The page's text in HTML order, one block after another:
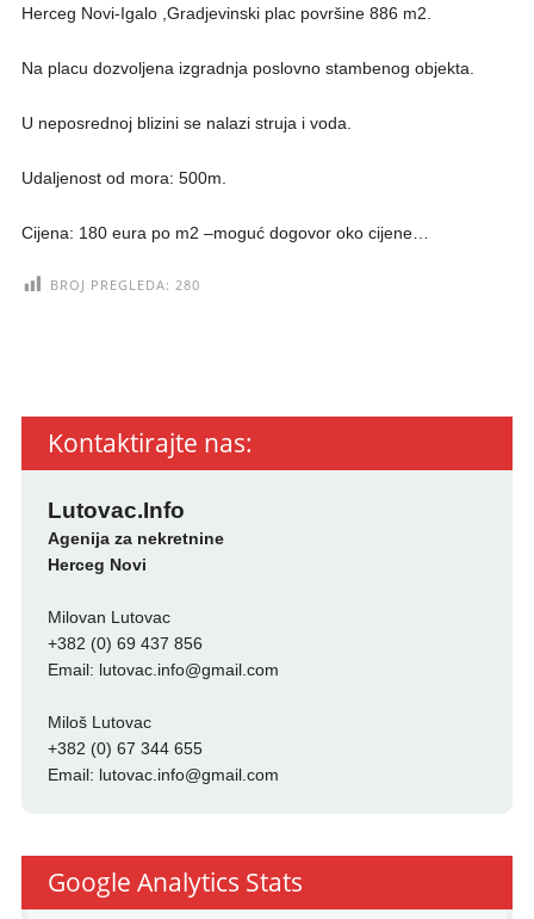
Herceg Novi-Igalo ,Gradjevinski plac površine 886 m2.
Na placu dozvoljena izgradnja poslovno stambenog objekta.
U neposrednoj blizini se nalazi struja i voda.
Udaljenost od mora: 500m.
Cijena: 180 eura po m2 –moguć dogovor oko cijene…
BROJ PREGLEDA: 280
Kontaktirajte nas:
Lutovac.Info
Agenija za nekretnine
Herceg Novi
Milovan Lutovac
+382 (0) 69 437 856
Email: lutovac.info@gmail.com
Miloš Lutovac
+382 (0) 67 344 655
Email: lutovac.info@gmail.com
Google Analytics Stats